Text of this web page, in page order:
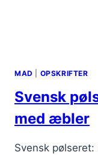
MAD OPSKRIFTER
Svensk
med æbler
Svensk